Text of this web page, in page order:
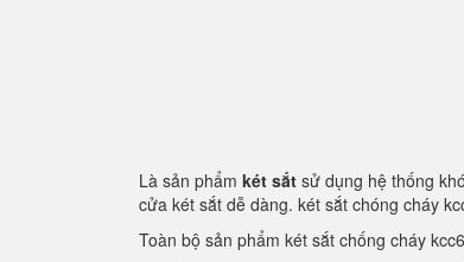
Là sản phẩm két sắt sử dụng hệ thống
cửa két sắt dễ dàng. két sắt chóng cháy
Toàn bộ sản phẩm két sắt chống cháy